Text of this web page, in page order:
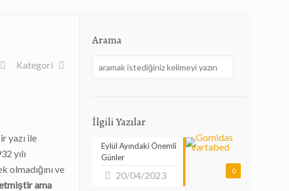
Kategori
yazı ile
yılı
olmadığını ve
ama
Arama
İlgili Yazılar
0
Eylül Ayındaki Önemli
Günler
20/04/2023